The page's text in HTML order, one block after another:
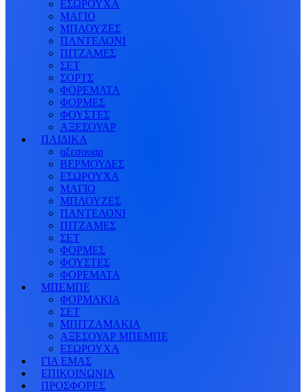
ΕΣΩΡΟΥΧΑ
ΜΑΓΙΟ
ΜΠΛΟΥΖΕΣ
ΠΑΝΤΕΛΟΝΙ
ΠΙΤΖΑΜΕΣ
ΣΕΤ
ΣΟΡΤΣ
ΦΟΡΕΜΑΤΑ
ΦΟΡΜΕΣ
ΦΟΥΣΤΕΣ
ΑΞΕΣΟΥΑΡ
ΠΑΙΔΙΚΑ
αξεσουαρ
ΒΕΡΜΟΥΔΕΣ
ΕΣΩΡΟΥΧΑ
ΜΑΓΙΟ
ΜΠΛΟΥΖΕΣ
ΠΑΝΤΕΛΟΝΙ
ΠΙΤΖΑΜΕΣ
ΣΕΤ
ΦΟΡΜΕΣ
ΦΟΥΣΤΕΣ
ΦΟΡΕΜΑΤΑ
ΜΠΕΜΠΕ
ΦΟΡΜΑΚΙΑ
ΣΕΤ
ΜΠΙΤΖΑΜΑΚΙΑ
ΑΞΕΣΟΥΑΡ ΜΠΕΜΠΕ
ΕΣΩΡΟΥΧΑ
ΓΙΑ ΕΜΑΣ
ΕΠΙΚΟΙΝΩΝΙΑ
ΠΡΟΣΦΟΡΕΣ